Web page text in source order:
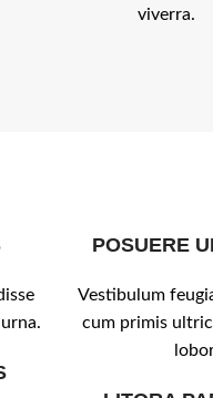
viverra.
POSUERE
Vestibulum
cum primis